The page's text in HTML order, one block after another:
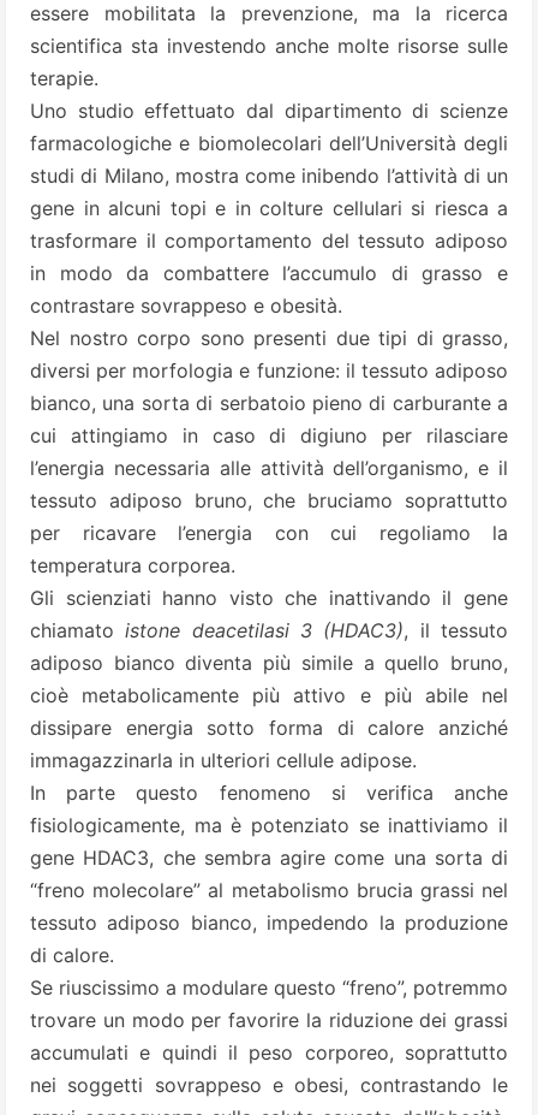
essere mobilitata la prevenzione, ma la ricerca
scientifica sta investendo anche molte risorse sulle
terapie.
Uno studio effettuato dal dipartimento di scienze
farmacologiche e biomolecolari dell’Università degli
studi di Milano, mostra come inibendo l’attività di un
gene in alcuni topi e in colture cellulari si riesca a
trasformare il comportamento del tessuto adiposo
in modo da combattere l’accumulo di grasso e
contrastare sovrappeso e obesità.
Nel nostro corpo sono presenti due tipi di grasso,
diversi per morfologia e funzione: il tessuto adiposo
bianco, una sorta di serbatoio pieno di carburante a
cui attingiamo in caso di digiuno per rilasciare
l’energia necessaria alle attività dell’organismo, e il
tessuto adiposo bruno, che bruciamo soprattutto
per ricavare l’energia con cui regoliamo la
temperatura corporea.
Gli scienziati hanno visto che inattivando il gene
chiamato istone deacetilasi 3 (HDAC3), il tessuto
adiposo bianco diventa più simile a quello bruno,
cioè metabolicamente più attivo e più abile nel
dissipare energia sotto forma di calore anziché
immagazzinarla in ulteriori cellule adipose.
In parte questo fenomeno si verifica anche
fisiologicamente, ma è potenziato se inattiviamo il
gene HDAC3, che sembra agire come una sorta di
“freno molecolare” al metabolismo brucia grassi nel
tessuto adiposo bianco, impedendo la produzione
di calore.
Se riuscissimo a modulare questo “freno”, potremmo
trovare un modo per favorire la riduzione dei grassi
accumulati e quindi il peso corporeo, soprattutto
nei soggetti sovrappeso e obesi, contrastando le